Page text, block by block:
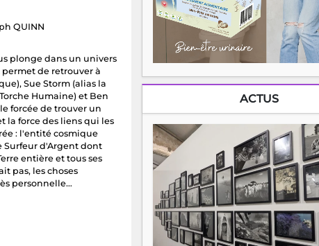
QUINN
plonge dans un univers
de retrouver à
Sue Storm (alias la
Humaine) et Ben
forcée de trouver un
la force des liens qui les
: l'entité cosmique
Surfeur d'Argent dont
entière et tous ses
pas, les choses
personnelle…
ACTUS